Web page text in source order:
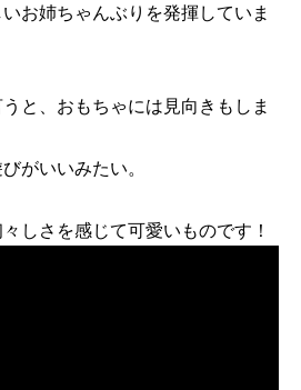
お姉ちゃんぶりを発揮していま
と、おもちゃには見向きもしま
がいいみたい。
しさを感じて可愛いものです！